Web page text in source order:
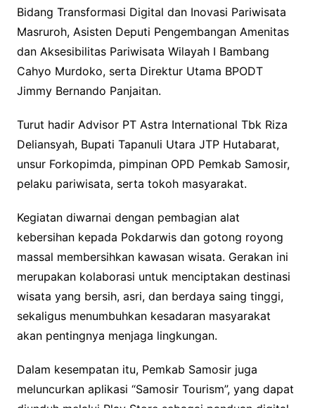
Bidang Transformasi Digital dan Inovasi Pariwisata
Masruroh, Asisten Deputi Pengembangan Amenitas
dan Aksesibilitas Pariwisata Wilayah I Bambang
Cahyo Murdoko, serta Direktur Utama BPODT
Jimmy Bernando Panjaitan.
Turut hadir Advisor PT Astra International Tbk Riza
Deliansyah, Bupati Tapanuli Utara JTP Hutabarat,
unsur Forkopimda, pimpinan OPD Pemkab Samosir,
pelaku pariwisata, serta tokoh masyarakat.
Kegiatan diwarnai dengan pembagian alat
kebersihan kepada Pokdarwis dan gotong royong
massal membersihkan kawasan wisata. Gerakan ini
merupakan kolaborasi untuk menciptakan destinasi
wisata yang bersih, asri, dan berdaya saing tinggi,
sekaligus menumbuhkan kesadaran masyarakat
akan pentingnya menjaga lingkungan.
Dalam kesempatan itu, Pemkab Samosir juga
meluncurkan aplikasi “Samosir Tourism”, yang dapat